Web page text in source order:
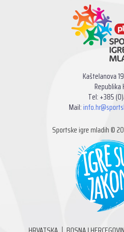
Kaštelanova
Republika
Tel: +385
Mail:
Sportske igre mladih ©